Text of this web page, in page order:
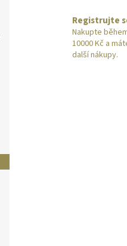
Registrujte
Nakupte
10000 Kč a
další nákupy.